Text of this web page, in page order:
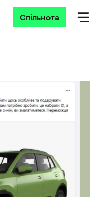
Спільнота